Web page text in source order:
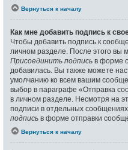
Вернуться к началу
Как мне добавить подпись к
Чтобы добавить подпись к
личном разделе. После этого вы
Присоединить подпись в форме
добавилась. Вы также можете
умолчанию ко всем вашим
выбор в параграфе «Отправка
в личном разделе. Несмотря на
подписи в отдельных
подпись в форме отправки
Вернуться к началу